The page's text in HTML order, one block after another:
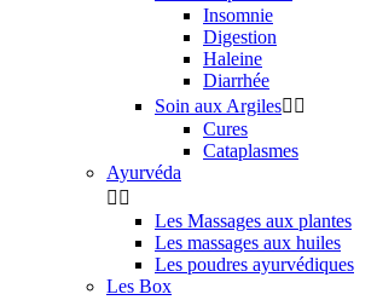
Insomnie
Digestion
Haleine
Diarrhée
Soin aux Argiles 
Cures
Cataplasmes
Ayurvéda
 
Les Massages aux plantes
Les massages aux huiles
Les poudres ayurvédiques
Les Box